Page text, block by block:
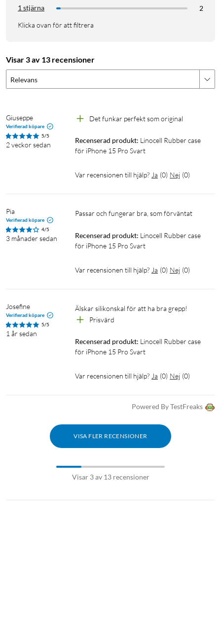
1 stjärna
2
Klicka ovan för att filtrera
Visar 3 av 13 recensioner
Relevans
Giuseppe
Verifierad köpare
5/5
2 veckor sedan
Det funkar perfekt som original
Recenserad produkt: Linocell Rubber case
för iPhone 15 Pro Svart
Var recensionen till hjälp? Ja (0) Nej (0)
Pia
Verifierad köpare
4/5
3 månader sedan
Passar och fungerar bra, som förväntat
Recenserad produkt: Linocell Rubber case
för iPhone 15 Pro Svart
Var recensionen till hjälp? Ja (0) Nej (0)
Josefine
Verifierad köpare
5/5
1 år sedan
Älskar silikonskal för att ha bra grepp!
Prisvärd
Recenserad produkt: Linocell Rubber case
för iPhone 15 Pro Svart
Var recensionen till hjälp? Ja (0) Nej (0)
Powered By TestFreaks
VISA FLER RECENSIONER
Visar 3 av 13 recensioner